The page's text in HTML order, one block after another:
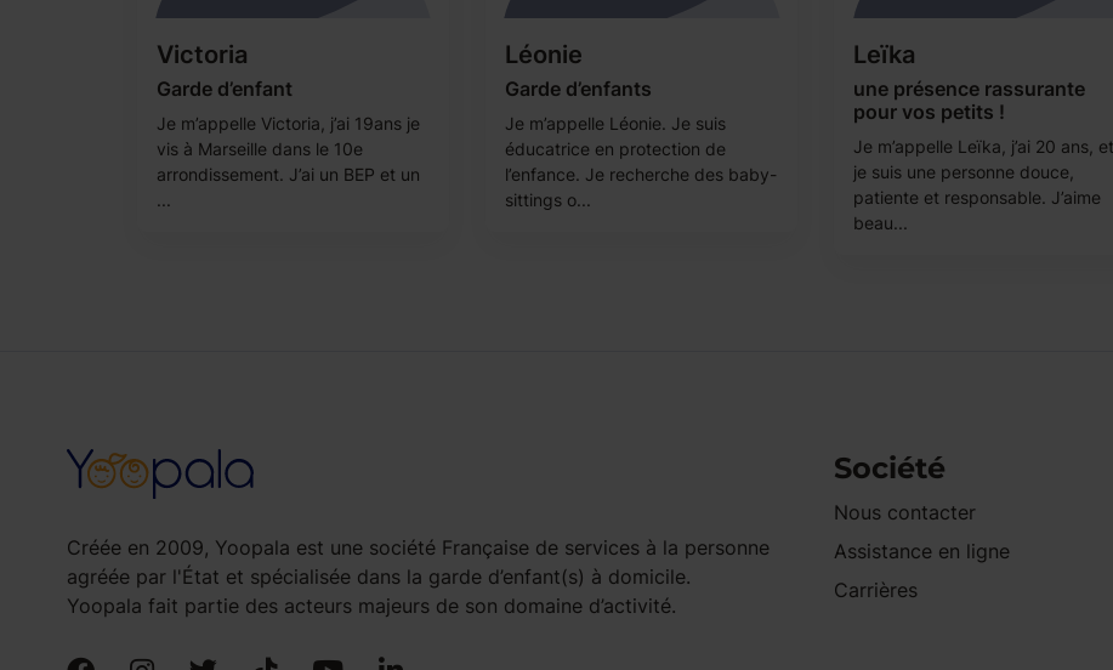
Victoria
Garde d’enfant
Je m’appelle Victoria, j’ai 19ans je
vis à Marseille dans le 10e
arrondissement. J’ai un BEP et un
...
Léonie
Garde d’enfants
Je m’appelle Léonie. Je suis
éducatrice en protection de
l’enfance. Je recherche des baby-
sittings o...
Leïka
une présence rassurante
pour vos petits !
Je m’appelle Leïka, j’ai 20 ans, et
je suis une personne douce,
patiente et responsable. J’aime
beau...
Créée en 2009, Yoopala est une société Française de services à la personne
agréée par l'État et spécialisée dans la garde d’enfant(s) à domicile.
Yoopala fait partie des acteurs majeurs de son domaine d’activité.
Société
Nous contacter
Assistance en ligne
Carrières